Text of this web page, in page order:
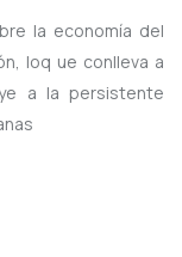
la economía del
loq ue conlleva a
a la persistente